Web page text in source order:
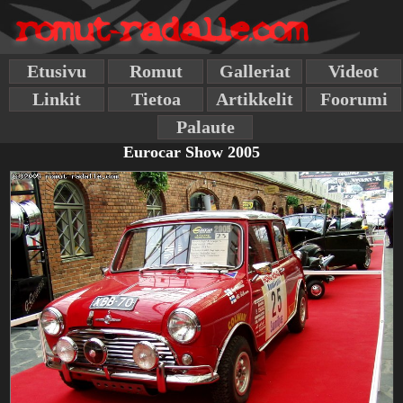
Etusivu Romut Galleriat
Videot
Linkit
Tietoa Artikkelit
Foorumi
Palaute
Eurocar Show 2005